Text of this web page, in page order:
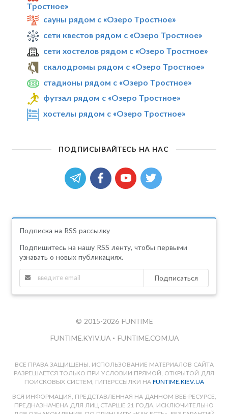
Тростное»
сауны рядом с «Озеро Тростное»
сети квестов рядом с «Озеро Тростное»
сети хостелов рядом с «Озеро Тростное»
скалодромы рядом с «Озеро Тростное»
стадионы рядом с «Озеро Тростное»
футзал рядом с «Озеро Тростное»
хостелы рядом с «Озеро Тростное»
ПОДПИСЫВАЙТЕСЬ НА НАС
Подписка на RSS рассылку
Подпишитесь на нашу RSS ленту, чтобы первыми
узнавать о новых публикациях.
Подписаться
© 2015-2026 FUNTIME
FUNTIME.KYIV.UA • FUNTIME.COM.UA
ВСЕ ПРАВА ЗАЩИЩЕНЫ. ИСПОЛЬЗОВАНИЕ МАТЕРИАЛОВ САЙТА
РАЗРЕШАЕТСЯ ТОЛЬКО ПРИ УСЛОВИИ ПРЯМОЙ, ОТКРЫТОЙ ДЛЯ
ПОИСКОВЫХ СИСТЕМ, ГИПЕРССЫЛКИ НА FUNTIME.KIEV.UA
ВСЯ ИНФОРМАЦИЯ, ПРЕДСТАВЛЕННАЯ НА ДАННОМ ВЕБ-РЕСУРСЕ,
ПРЕДНАЗНАЧЕНА ДЛЯ ЛИЦ СТАРШЕ 21 ГОДА, ИСКЛЮЧИТЕЛЬНО